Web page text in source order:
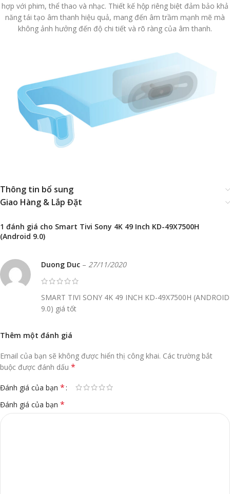
hợp với phim, thể thao và nhạc. Thiết kế hộp riêng biệt đảm bảo khả
năng tái tạo âm thanh hiệu quả, mang đến âm trầm mạnh mẽ mà
không ảnh hưởng đến độ chi tiết và rõ ràng của âm thanh.
Thông tin bổ sung
Giao Hàng & Lắp Đặt
1 đánh giá cho Smart Tivi Sony 4K 49 Inch KD-49X7500H
(Android 9.0)
Duong Duc – 27/11/2020
SMART TIVI SONY 4K 49 INCH KD-49X7500H (ANDROID
9.0) giá tốt
Thêm một đánh giá
Email của bạn sẽ không được hiển thị công khai. Các trường bắt
buộc được đánh dấu *
Đánh giá của bạn *
Đánh giá của bạn *